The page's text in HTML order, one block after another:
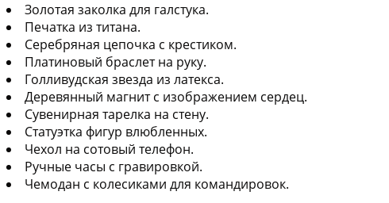
Золотая заколка для галстука.
Печатка из титана.
Серебряная цепочка с крестиком.
Платиновый браслет на руку.
Голливудская звезда из латекса.
Деревянный магнит с изображением сердец.
Сувенирная тарелка на стену.
Статуэтка фигур влюбленных.
Чехол на сотовый телефон.
Ручные часы с гравировкой.
Чемодан с колесиками для командировок.